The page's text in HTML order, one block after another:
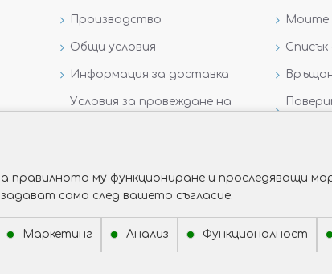
Производство
Общи условия
Информация за доставка
Условия за провеждане на
Моите
Списък
правилното му функциониране и проследяващи
само след вашето съгласие.
Маркетинг Анализ Функционалност